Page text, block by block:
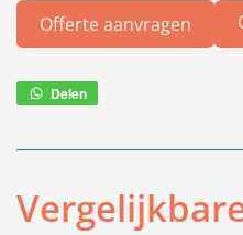
Offerte aanvragen
Delen